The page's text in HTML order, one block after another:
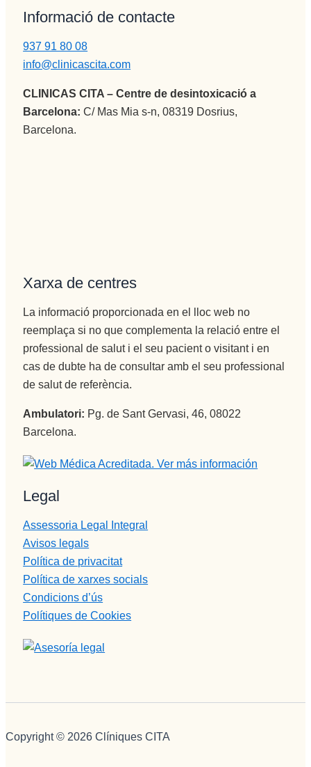
Informació de contacte
937 91 80 08
info@clinicascita.com
CLINICAS CITA – Centre de desintoxicació a
Barcelona:C/ Mas Mia s-n, 08319 Dosrius,
Barcelona.
Xarxa de centres
La informació proporcionada en el lloc web no
reemplaça si no que complementa la relació entre el
professional de salut i el seu pacient o visitant i en
cas de dubte ha de consultar amb el seu professional
de salut de referència.
Ambulatori: Pg. de Sant Gervasi, 46, 08022
Barcelona.
Legal
Assessoria Legal Integral
Avisos legals
Política de privacitat
Política de xarxes socials
Condicions d’ús
Polítiques de Cookies
Copyright © 2026 Clíniques CITA